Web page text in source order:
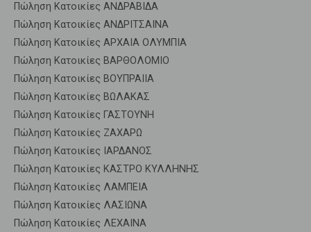
Πώληση Κατοικίες ΑΝΔΡΑΒΙΔΑ
Πώληση Κατοικίες ΑΝΔΡΙΤΣΑΙΝΑ
Πώληση Κατοικίες ΑΡΧΑΙΑ ΟΛΥΜΠΙΑ
Πώληση Κατοικίες ΒΑΡΘΟΛΟΜΙΟ
Πώληση Κατοικίες ΒΟΥΠΡΑΙΙΑ
Πώληση Κατοικίες ΒΩΛΑΚΑΣ
Πώληση Κατοικίες ΓΑΣΤΟΥΝΗ
Πώληση Κατοικίες ΖΑΧΑΡΩ
Πώληση Κατοικίες ΙΑΡΔΑΝΟΣ
Πώληση Κατοικίες ΚΑΣΤΡΟ ΚΥΛΛΗΝΗΣ
Πώληση Κατοικίες ΛΑΜΠΕΙΑ
Πώληση Κατοικίες ΛΑΣΙΩΝΑ
Πώληση Κατοικίες ΛΕΧΑΙΝΑ